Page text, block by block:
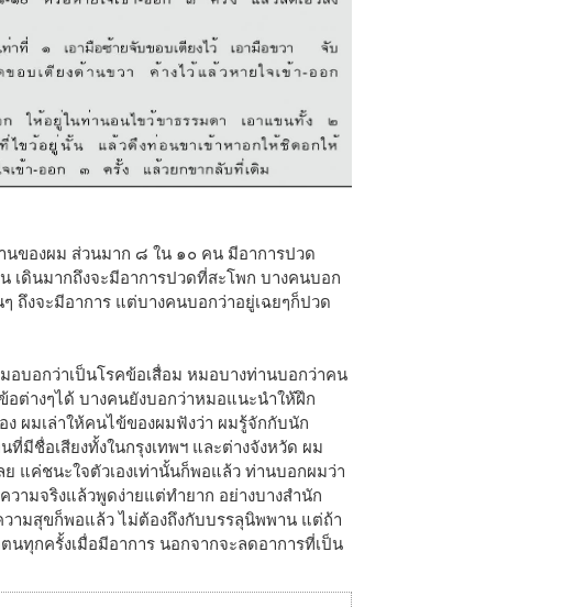
ของผม ส่วนมาก ๘ ใน ๑๐ คน มีอาการปวด
เดินมากถึงจะมีอาการปวดที่สะโพก บางคนบอก
ถึงจะมีอาการ แต่บางคนบอกว่าอยู่เฉยๆก็ปวด
บอกว่าเป็นโรคข้อเสื่อม หมอบางท่านบอกว่าคน
ต่างๆได้ บางคนยังบอกว่าหมอแนะนำให้ฝึก
ง ผมเล่าให้คนไข้ของผมฟังว่า ผมรู้จักกับนัก
ชื่อเสียงทั้งในกรุงเทพฯ และต่างจังหวัด ผม
ย แค่ชนะใจตัวเองเท่านั้นก็พอแล้ว ท่านบอกผมว่า
ามจริงแล้วพูดง่ายแต่ทำยาก อย่างบางสำนัก
ามสุขก็พอแล้ว ไม่ต้องถึงกับบรรลุนิพพาน แต่ถ้า
ทุกครั้งเมื่อมีอาการ นอกจากจะลดอาการที่เป็น